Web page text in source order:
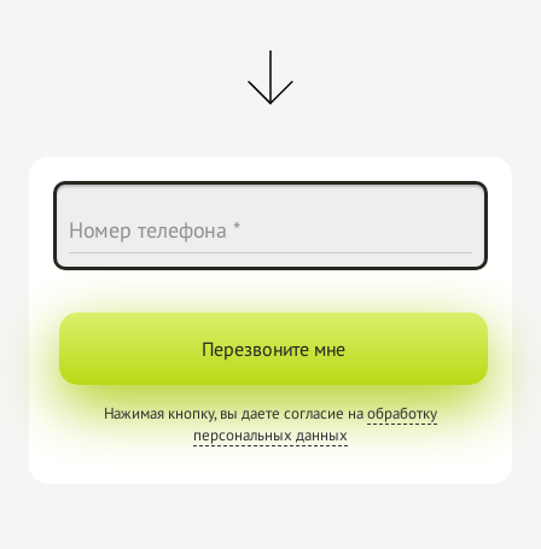
Номер телефона *
Перезвоните мне
Нажимая кнопку, вы даете согласие наобработку
персональных данных